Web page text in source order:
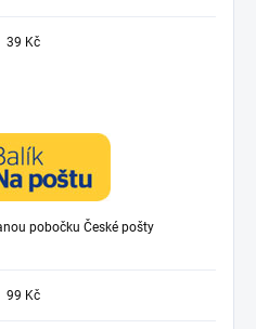
39 Kč
pobočku České pošty
99 Kč